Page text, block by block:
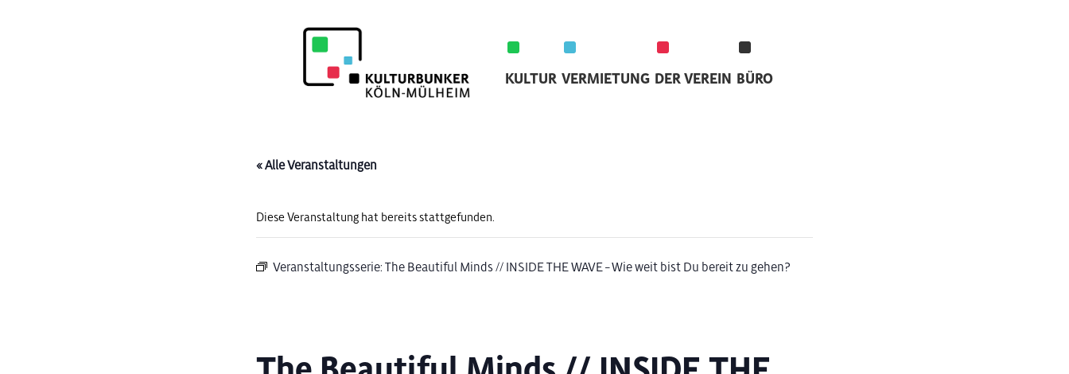
KULTUR VERMIETUNG DER VEREIN BÜRO
« Alle Veranstaltungen
Diese Veranstaltung hat bereits stattgefunden.
Veranstaltungsserie: The Beautiful Minds // INSIDE THE WAVE – Wie weit bist Du bereit zu gehen?